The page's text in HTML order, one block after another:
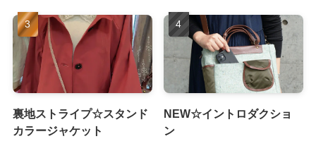
裏地ストライプ☆スタンド
カラージャケット
NEW☆イントロダクショ
ン